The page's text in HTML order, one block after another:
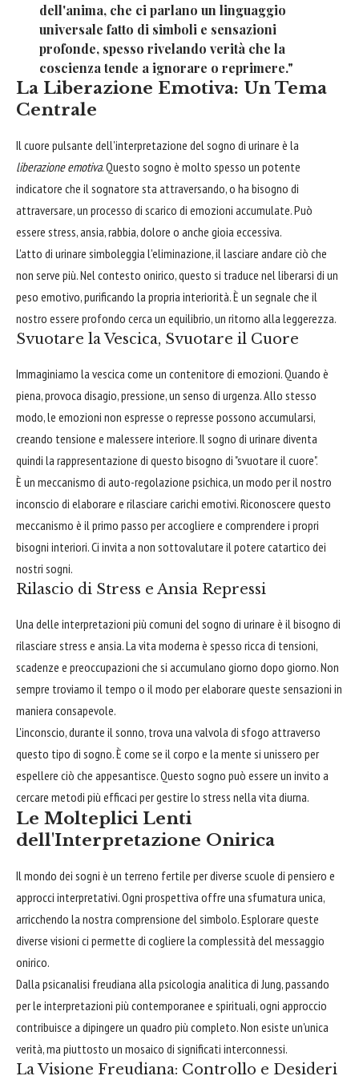
dell'anima, che ci parlano un linguaggio
universale fatto di simboli e sensazioni
profonde, spesso rivelando verità che la
coscienza tende a ignorare o reprimere."
La Liberazione Emotiva: Un Tema
Centrale
Il cuore pulsante dell'interpretazione del sogno di urinare è la
liberazione emotiva. Questo sogno è molto spesso un potente
indicatore che il sognatore sta attraversando, o ha bisogno di
attraversare, un processo di scarico di emozioni accumulate. Può
essere stress, ansia, rabbia, dolore o anche gioia eccessiva.
L'atto di urinare simboleggia l'eliminazione, il lasciare andare ciò che
non serve più. Nel contesto onirico, questo si traduce nel liberarsi di un
peso emotivo, purificando la propria interiorità. È un segnale che il
nostro essere profondo cerca un equilibrio, un ritorno alla leggerezza.
Svuotare la Vescica, Svuotare il Cuore
Immaginiamo la vescica come un contenitore di emozioni. Quando è
piena, provoca disagio, pressione, un senso di urgenza. Allo stesso
modo, le emozioni non espresse o represse possono accumularsi,
creando tensione e malessere interiore. Il sogno di urinare diventa
quindi la rappresentazione di questo bisogno di "svuotare il cuore".
È un meccanismo di auto-regolazione psichica, un modo per il nostro
inconscio di elaborare e rilasciare carichi emotivi. Riconoscere questo
meccanismo è il primo passo per accogliere e comprendere i propri
bisogni interiori. Ci invita a non sottovalutare il potere catartico dei
nostri sogni.
Rilascio di Stress e Ansia Repressi
Una delle interpretazioni più comuni del sogno di urinare è il bisogno di
rilasciare stress e ansia. La vita moderna è spesso ricca di tensioni,
scadenze e preoccupazioni che si accumulano giorno dopo giorno. Non
sempre troviamo il tempo o il modo per elaborare queste sensazioni in
maniera consapevole.
L'inconscio, durante il sonno, trova una valvola di sfogo attraverso
questo tipo di sogno. È come se il corpo e la mente si unissero per
espellere ciò che appesantisce. Questo sogno può essere un invito a
cercare metodi più efficaci per gestire lo stress nella vita diurna.
Le Molteplici Lenti
dell'Interpretazione Onirica
Il mondo dei sogni è un terreno fertile per diverse scuole di pensiero e
approcci interpretativi. Ogni prospettiva offre una sfumatura unica,
arricchendo la nostra comprensione del simbolo. Esplorare queste
diverse visioni ci permette di cogliere la complessità del messaggio
onirico.
Dalla psicanalisi freudiana alla psicologia analitica di Jung, passando
per le interpretazioni più contemporanee e spirituali, ogni approccio
contribuisce a dipingere un quadro più completo. Non esiste un'unica
verità, ma piuttosto un mosaico di significati interconnessi.
La Visione Freudiana: Controllo e Desideri